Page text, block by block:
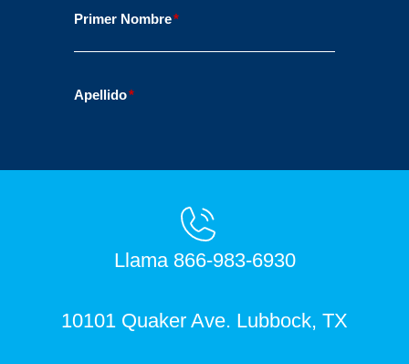
Llama 866-983-6930
10101 Quaker Ave. Lubbock, TX